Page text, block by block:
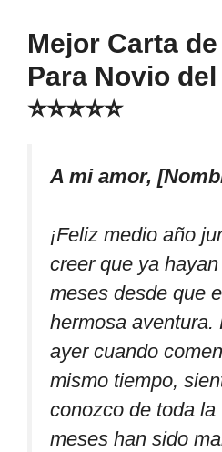
Mejor Carta
Para Novio del
⭐⭐⭐⭐⭐
A mi amor,
¡Feliz medio año
creer que ya
meses desde que
hermosa aventura.
ayer cuando
mismo tiempo,
conozco de toda
meses han sido